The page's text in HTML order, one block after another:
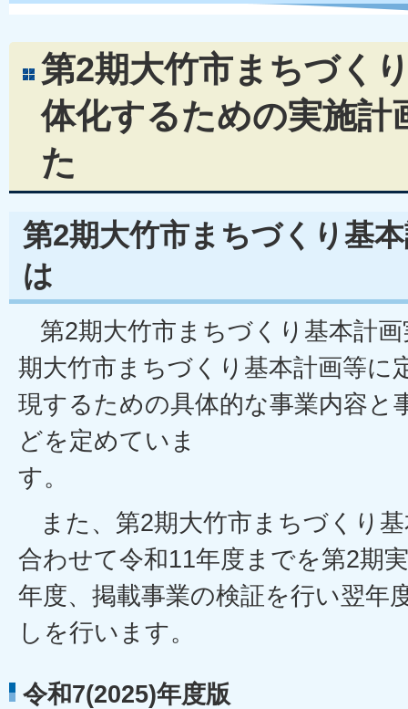
第2期大竹市まちづく
体化するための実施計
た
第2期大竹市まちづくり基
は
第2期大竹市まちづくり基本計
期大竹市まちづくり基本計画等に
現するための具体的な事業内容と
どを定めていま
す
また、第2期大竹市まちづくり
合わせて令和11年度までを第2期
年度、掲載事業の検証を行い翌年
しを行います。
令和7(2025)年度版